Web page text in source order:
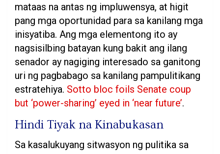
mataas na antas ng impluwensya, at higit
pang mga oportunidad para sa kanilang mga
inisyatiba. Ang mga elementong ito ay
nagsisilbing batayan kung bakit ang ilang
senador ay nagiging interesado sa ganitong
uri ng pagbabago sa kanilang pampulitikang
estratehiya. Sotto bloc foils Senate coup
but ‘power-sharing’ eyed in ‘near future’.
Hindi Tiyak na Kinabukasan
Sa kasalukuyang sitwasyon ng pulitika sa